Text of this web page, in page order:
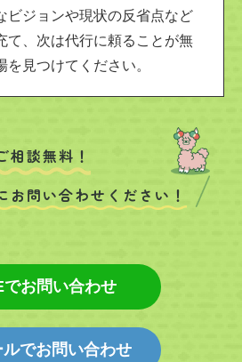
ビジョンや現状の反省点など
て、次は代行に頼ることが無
見つけてください。
相談無料！
お問い合わせください！
でお問い合わせ
ルでお問い合わせ